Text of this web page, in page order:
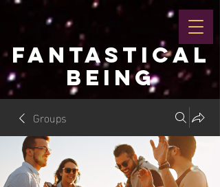
FANTASTICAL
BEING
Groups